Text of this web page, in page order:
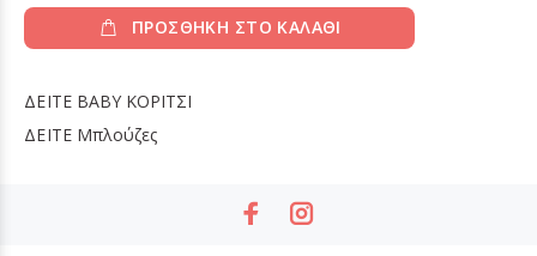
ΠΡΟΣΘΗΚΗ ΣΤΟ ΚΑΛΑΘΙ
ΔΕΙΤΕ BABY ΚΟΡΙΤΣΙ
ΔΕΙΤΕ Μπλούζες